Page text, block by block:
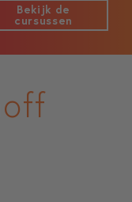
Bekijk de
cursussen